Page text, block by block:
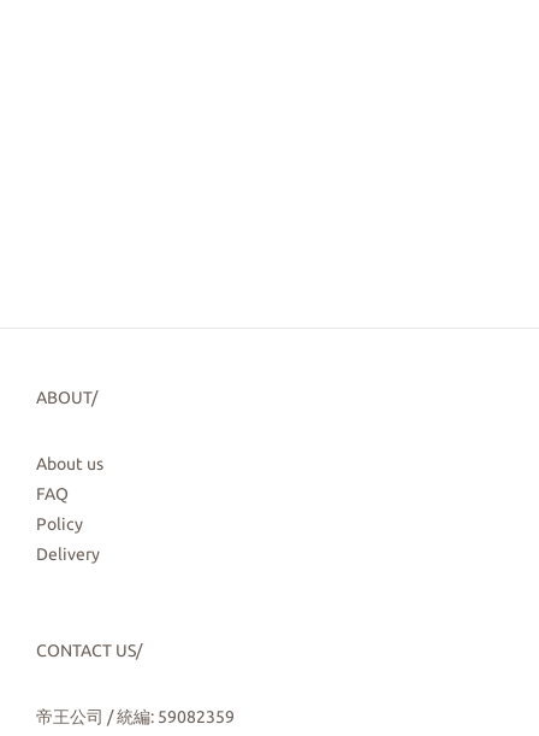
ABOUT/
About us
FAQ
Policy
Delivery
CONTACT US/
帝王公司 / 統編: 59082359